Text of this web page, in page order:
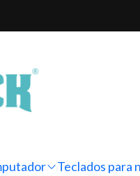
Teclados para
HP Pavilion dv6-6185la
Original
dv6-